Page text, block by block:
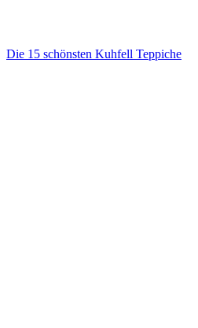
Die 15 schönsten Kuhfell Teppiche